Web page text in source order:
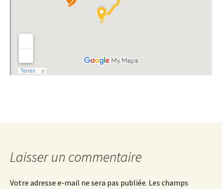
Laisser un commentaire
Votre adresse e-mail ne sera pas publiée. Les champs